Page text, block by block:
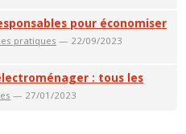
pour économiser
pratiques — 22/09/2023
: tous les
— 27/01/2023